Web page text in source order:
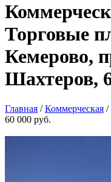
Торговые
Кемерово,
Шахтеров,
Главная /Коммерческая /
60 000 руб.